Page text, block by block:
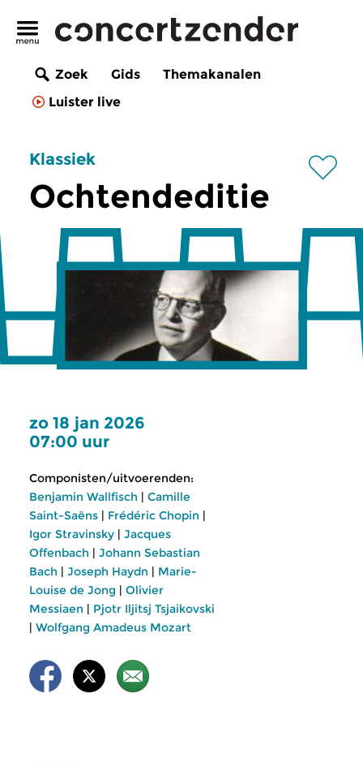
Zoek Gids
Themakanalen
Luister live
Klassiek
Ochtendeditie
zo 18 jan 2026
07:00 uur
Componisten/uitvoerenden:
Benjamin Wallfisch | Camille
Saint-Saëns | Frédéric Chopin |
Igor Stravinsky | Jacques
Offenbach | Johann Sebastian
Bach | Joseph Haydn | Marie-
Louise de Jong | Olivier
Messiaen | Pjotr Iljitsj Tsjaikovski
| Wolfgang Amadeus Mozart